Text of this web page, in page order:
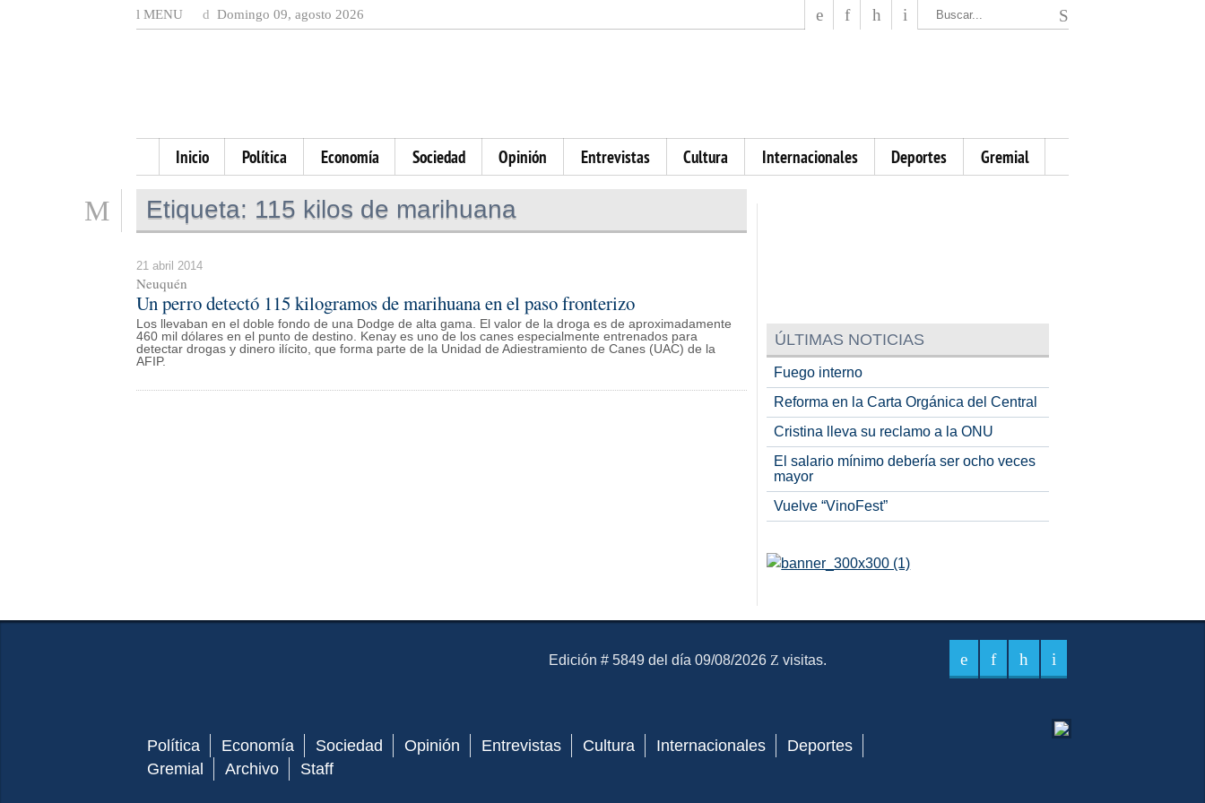
MENU Domingo 09, agosto 2026
Inicio Política Economía Sociedad Opinión Entrevistas Cultura Internacionales Deportes Gremial
Etiqueta: 115 kilos de marihuana
21 abril 2014
Neuquén
Un perro detectó 115 kilogramos de marihuana en el paso fronterizo
Los llevaban en el doble fondo de una Dodge de alta gama. El valor de la droga es de aproximadamente
460 mil dólares en el punto de destino. Kenay es uno de los canes especialmente entrenados para
detectar drogas y dinero ilícito, que forma parte de la Unidad de Adiestramiento de Canes (UAC) de la
AFIP.
ÚLTIMAS NOTICIAS
Fuego interno
Reforma en la Carta Orgánica del Central
Cristina lleva su reclamo a la ONU
El salario mínimo debería ser ocho veces
mayor
Vuelve “VinoFest”
El Mensajero Diario
Edición # 5849 del día 09/08/2026 visitas.
Política Economía Sociedad Opinión Entrevistas Cultura Internacionales
Deportes
Gremial
Archivo Staff